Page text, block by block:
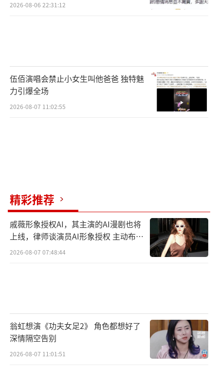
2026-08-06 22:31:12
伍佰演唱会禁止小女生叫他爸爸 独特魅
力引爆全场
2026-08-07 11:02:55
精彩推荐
戚薇形象授权AI，其主演的AI漫剧也将
上线，律师谈演员AI形象授权 主动布局
数字资产
2026-08-07 07:48:44
翁虹想演《功夫女足2》 角色都想好了
深情隔空告别
2026-08-07 11:01:51